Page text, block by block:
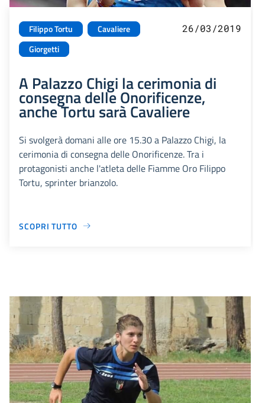
Filippo Tortu
Cavaliere
Giorgetti
26/03/2019
A Palazzo Chigi la cerimonia di
consegna delle Onorificenze,
anche Tortu sarà Cavaliere
Si svolgerà domani alle ore 15.30 a Palazzo Chigi, la
cerimonia di consegna delle Onorificenze. Tra i
protagonisti anche l'atleta delle Fiamme Oro Filippo
Tortu, sprinter brianzolo.
SCOPRI TUTTO